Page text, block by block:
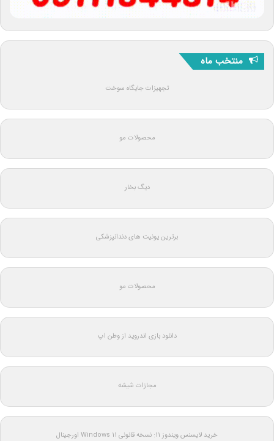
منتخب ماه
تجهیزات جایگاه سوخت
محصولات مو
دیگ بخار
برترین یونیت های دندانپزشکی
محصولات مو
دانلود بازی اندروید از وطن اپ
مجازات شیشه
خرید لایسنس ویندوز 11: نسخه قانونی Windows 11 اورجینال